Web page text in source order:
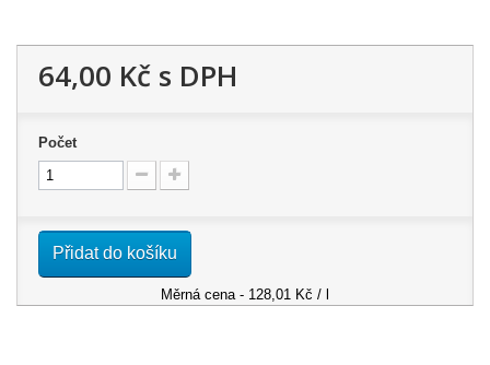
64,00 Kč s DPH
Počet
Přidat do košíku
Měrná cena - 128,01 Kč / l